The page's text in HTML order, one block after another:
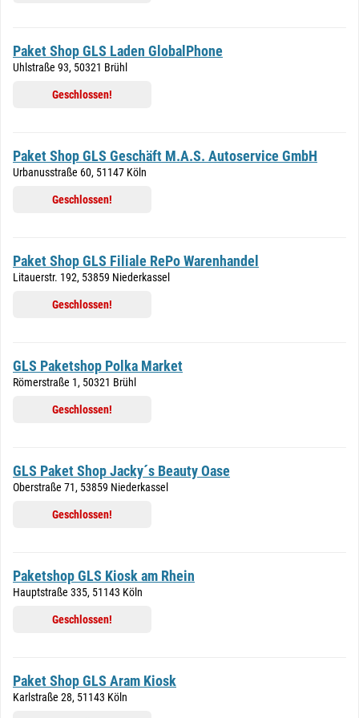
Paket Shop GLS Laden GlobalPhone
Uhlstraße 93, 50321 Brühl
Geschlossen!
Paket Shop GLS Geschäft M.A.S. Autoservice GmbH
Urbanusstraße 60, 51147 Köln
Geschlossen!
Paket Shop GLS Filiale RePo Warenhandel
Litauerstr. 192, 53859 Niederkassel
Geschlossen!
GLS Paketshop Polka Market
Römerstraße 1, 50321 Brühl
Geschlossen!
GLS Paket Shop Jacky´s Beauty Oase
Oberstraße 71, 53859 Niederkassel
Geschlossen!
Paketshop GLS Kiosk am Rhein
Hauptstraße 335, 51143 Köln
Geschlossen!
Paket Shop GLS Aram Kiosk
Karlstraße 28, 51143 Köln